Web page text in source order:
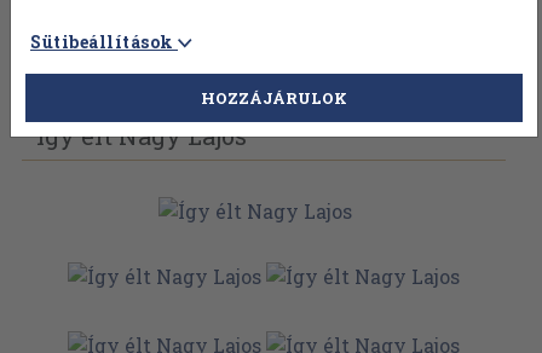
Vissza az előző oldalra Válasszon példányt
Így élt Nagy Lajos
Sütibeállítások
HOZZÁJÁRULOK